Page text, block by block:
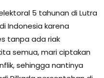
5 tahunan di Lutra
Indonesia karena
tanpa ada riak
semua, mari ciptakan
sehingga nantinya